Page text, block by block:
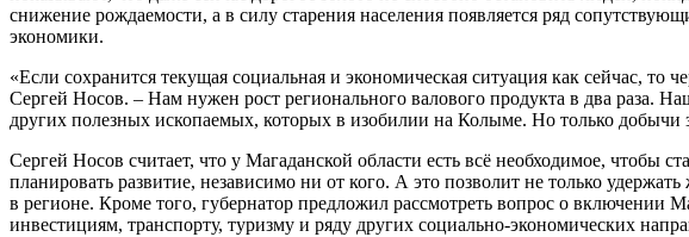
снижение рождаемости, а в силу старения населения появляется ряд
экономики.
«Если сохранится текущая социальная и экономическая ситуация как сейчас,
Сергей Носов. – Нам нужен рост регионального валового продукта в два раза.
других полезных ископаемых, которых в изобилии на Колыме. Но только добычи
Сергей Носов считает, что у Магаданской области есть всё необходимое, чтобы
планировать развитие, независимо ни от кого. А это позволит не только
в регионе. Кроме того, губернатор предложил рассмотреть вопрос о
инвестициям, транспорту, туризму и ряду других социально-экономических